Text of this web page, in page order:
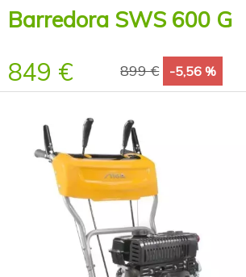
Barredora SWS 600 G
849 € 899 € -5,56 %